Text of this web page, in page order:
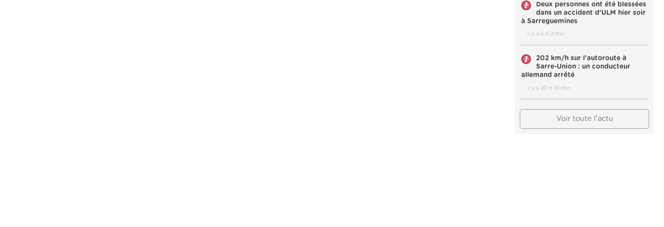
Deux personnes ont été blessées
dans un accident d’ULM hier soir
à Sarreguemines
il y a 6 h 2 min
202 km/h sur l'autoroute à
Sarre-Union : un conducteur
allemand arrêté
il y a 20 h 19 min
Voir toute l'actu